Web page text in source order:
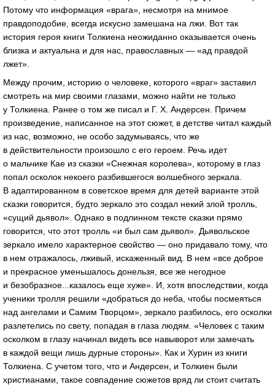
Потому что информация «врага», несмотря на мнимое
правдоподобие, всегда искусно замешана на лжи. Вот так
история героя книги Толкиена неожиданно оказывается очень
близка и актуальна и для нас, православных — «ад правдой
лжет».
Между прочим, историю о человеке, которого «враг» заставил
смотреть на мир своими глазами, можно найти не только
у Толкиена. Ранее о том же писал и Г. Х. Андерсен. Причем
произведение, написанное на этот сюжет, в детстве читал каждый
из нас, возможно, не особо задумываясь, что же
в действительности произошло с его героем. Речь идет
о мальчике Кае из сказки «Снежная королева», которому в глаз
попал осколок некоего разбившегося волшебного зеркала.
В адаптированном в советское время для детей варианте этой
сказки говорится, будто зеркало это создал некий злой тролль,
«сущий дьявол». Однако в подлинном тексте сказки прямо
говорится, что этот тролль «и был сам дьявол». Дьявольское
зеркало имело характерное свойство — оно придавало тому, что
в нем отражалось, лживый, искаженный вид. В нем «все доброе
и прекрасное уменьшалось донельзя, все же негодное
и безобразное...казалось еще хуже». И, хотя впоследствии, когда
ученики тролля решили «добраться до неба, чтобы посмеяться
над ангелами и Самим Творцом», зеркало разбилось, его осколки
разлетелись по свету, попадая в глаза людям. «Человек с таким
осколком в глазу начинал видеть все навыворот или замечать
в каждой вещи лишь дурные стороны». Как и Хурин из книги
Толкиена. С учетом того, что и Андерсен, и Толкиен были
христианами, такое совпадение сюжетов вряд ли стоит считать